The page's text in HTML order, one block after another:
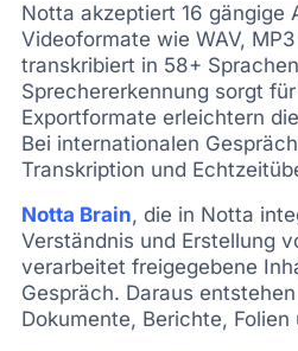
Notta akzeptiert 16 gängige
Videoformate wie WAV,
transkribiert in 58+
Sprechererkennung sorgt
Exportformate erleichtern
Bei internationalen
Transkription und
Notta Brain, die in Notta
Verständnis und Erstellung
verarbeitet freigegebene
Gespräch. Daraus
Dokumente, Berichte,